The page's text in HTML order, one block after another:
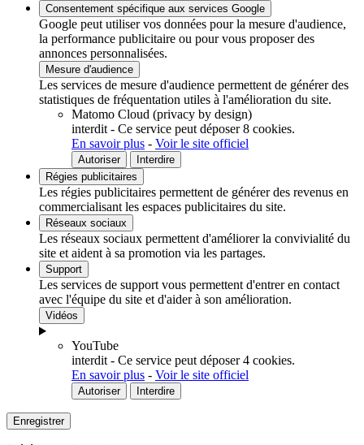
Consentement spécifique aux services Google
Google peut utiliser vos données pour la mesure d'audience,
la performance publicitaire ou pour vous proposer des
annonces personnalisées.
Mesure d'audience
Les services de mesure d'audience permettent de générer des
statistiques de fréquentation utiles à l'amélioration du site.
Matomo Cloud (privacy by design)
interdit - Ce service peut déposer 8 cookies.
En savoir plus - Voir le site officiel
Autoriser
Interdire
Régies publicitaires
Les régies publicitaires permettent de générer des revenus en
commercialisant les espaces publicitaires du site.
Réseaux sociaux
Les réseaux sociaux permettent d'améliorer la convivialité du
site et aident à sa promotion via les partages.
Support
Les services de support vous permettent d'entrer en contact
avec l'équipe du site et d'aider à son amélioration.
Vidéos
YouTube
interdit - Ce service peut déposer 4 cookies.
En savoir plus - Voir le site officiel
Autoriser Interdire
Enregistrer